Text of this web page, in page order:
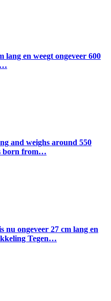
lang en weegt ongeveer 600
and weighs around 550
born from…
ongeveer 27 cm lang en
Tegen…